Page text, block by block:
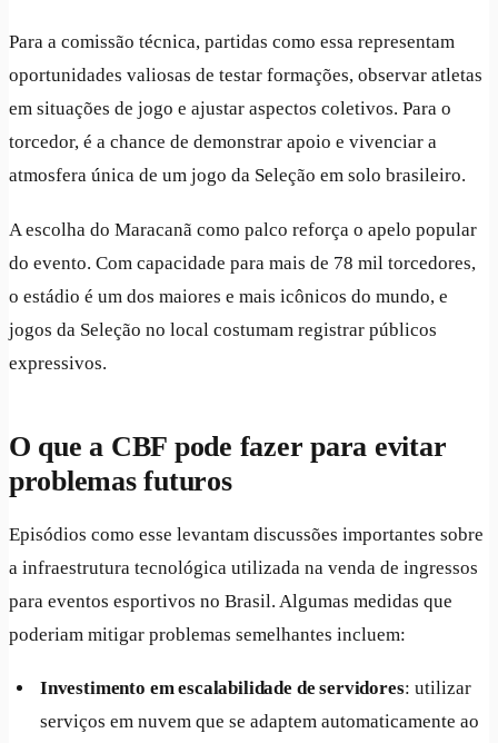
Para a comissão técnica, partidas como essa representam
oportunidades valiosas de testar formações, observar atletas
em situações de jogo e ajustar aspectos coletivos. Para o
torcedor, é a chance de demonstrar apoio e vivenciar a
atmosfera única de um jogo da Seleção em solo brasileiro.
A escolha do Maracanã como palco reforça o apelo popular
do evento. Com capacidade para mais de 78 mil torcedores,
o estádio é um dos maiores e mais icônicos do mundo, e
jogos da Seleção no local costumam registrar públicos
expressivos.
O que a CBF pode fazer para evitar
problemas futuros
Episódios como esse levantam discussões importantes sobre
a infraestrutura tecnológica utilizada na venda de ingressos
para eventos esportivos no Brasil. Algumas medidas que
poderiam mitigar problemas semelhantes incluem:
Investimento em escalabilidade de servidores: utilizar
serviços em nuvem que se adaptem automaticamente ao